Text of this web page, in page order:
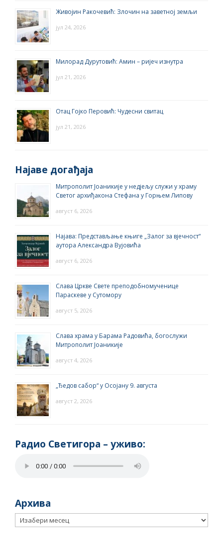
Живојин Ракочевић: Злочин на заветној земљи
јул 24, 2026
Милорад Дурутовић: Амин – ријеч изнутра
јул 21, 2026
Отац Гојко Перовић: Чудесни свитац
јул 21, 2026
Најаве догађаја
Митрополит Јоаникије у недјељу служи у храму
Светог архиђакона Стефана у Горњем Липову
август 6, 2026
Најава: Представљање књиге „Залог за вјечност“
аутора Александра Вујовића
август 6, 2026
Слава Цркве Свете преподобномученице
Параскеве у Сутомору
август 5, 2026
Слава храма у Барама Радовића, богослужи
Митрополит Јоаникије
август 4, 2026
„Ђедов сабор“ у Осојану 9. августа
август 2, 2026
Радио Светигора – yживо:
Архива
Архива